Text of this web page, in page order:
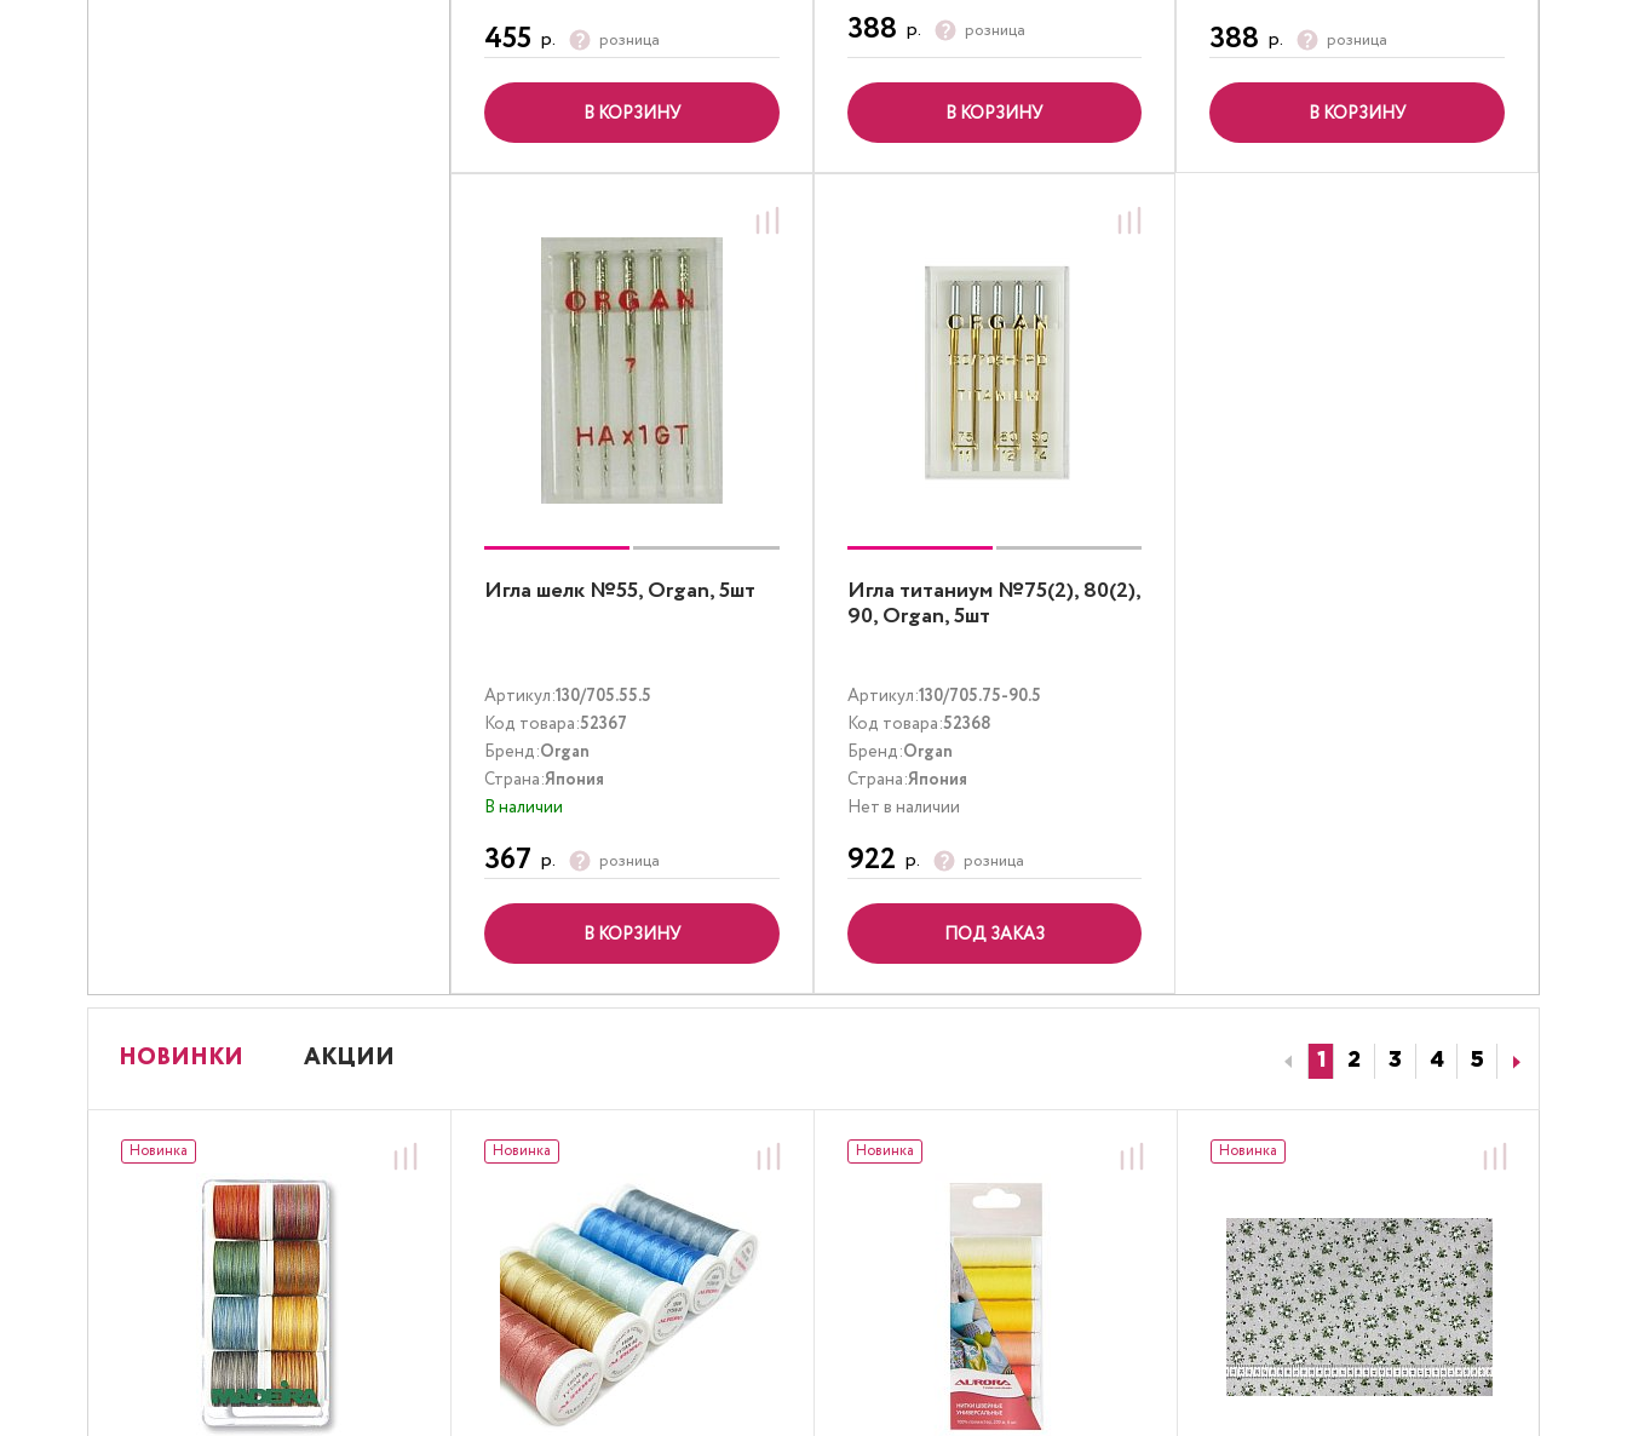
455 р. розница
В КОРЗИНУ
388 р. розница
В КОРЗИНУ
388 р. розница
В КОРЗИНУ
Игла шелк №55, Organ, 5шт
Артикул:130/705.55.5
Код товара:52367
Бренд:Organ
Страна:Япония
В наличии
367 р. розница
В КОРЗИНУ
Игла титаниум №75(2), 80(2),
90, Organ, 5шт
Артикул:130/705.75-90.5
Код товара:52368
Бренд:Organ
Страна:Япония
Нет в наличии
922 р. розница
ПОД ЗАКАЗ
НОВИНКИ АКЦИИ
Новинка Новинка Новинка Новинка
1 2 3 4 5